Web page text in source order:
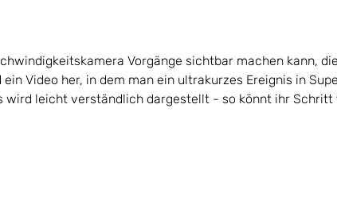
Vorgänge sichtbar machen kann,
Video her, in dem man ein ultrakurzes Ereignis in
leicht verständlich dargestellt - so könnt ihr